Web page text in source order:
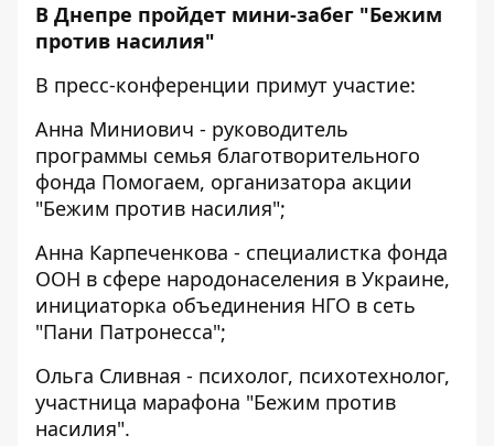
В Днепре пройдет мини-забег "Бежим
против насилия"
В пресс-конференции примут участие:
Анна Миниович - руководитель
программы семья благотворительного
фонда Помогаем, организатора акции
"Бежим против насилия";
Анна Карпеченкова - специалистка фонда
ООН в сфере народонаселения в Украине,
инициаторка объединения НГО в сеть
"Пани Патронесса";
Ольга Сливная - психолог, психотехнолог,
участница марафона "Бежим против
насилия".